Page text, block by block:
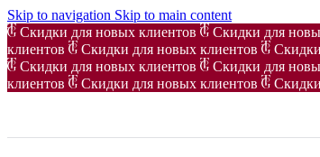
Skip to navigation Skip to main content
Скидки для новых клиентов
Скидки для
клиентов
Скидки для новых клиентов
Скидки для новых клиентов
Скидки для
клиентов
Скидки для новых клиентов